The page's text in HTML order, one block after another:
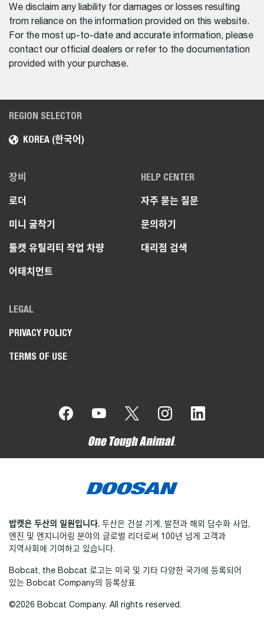
We disclaim any liability for damages or losses resulting
from reliance on the information provided on this website.
For the most up-to-date and accurate information, please
contact our official dealers or refer to the documentation
provided with your purchase.
REGION SELECTOR
KOREA (한국어)
장비
로더
미니 굴착기
툴캣 유틸리티 작업 차량
어태치먼트
HELP CENTER
자주 묻는 질문
문의하기
대리점 검색
LEGAL
PRIVACY POLICY
TERMS OF USE
밥캣은 두산의 일원입니다. 두산은 건설 기계, 발전과 해외 담수화 사업,
엔진 및 엔지니어링 분야의 글로벌 리더로써 100년 넘게 고객과
지역사회에 기여하고 있습니다.
Bobcat, the Bobcat 로고는 미국 및 기타 다양한 국가에 등록되어
있는 Bobcat Company의 등록상표
©2026 Bobcat Company. All rights reserved.